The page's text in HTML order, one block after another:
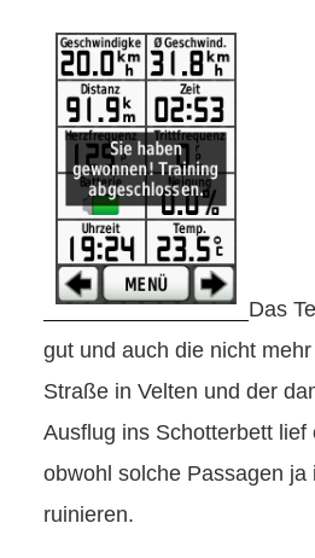
Das
gut und auch die nicht
Straße in Velten und der
Ausflug ins Schotterbett lief
obwohl solche Passagen ja
ruinieren.